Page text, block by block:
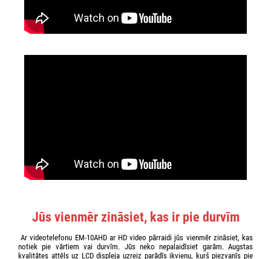
Jūs vienmēr zināsiet, kas ir pie durvīm
Ar videotelefonu EM-10AHD ar HD video pārraidi jūs vienmēr zināsiet, kas
notiek pie vārtiem vai durvīm. Jūs neko nepalaidīsiet garām. Augstas
kvalitātes attēls uz LCD displeja uzreiz parādīs ikvienu, kurš piezvanīs pie